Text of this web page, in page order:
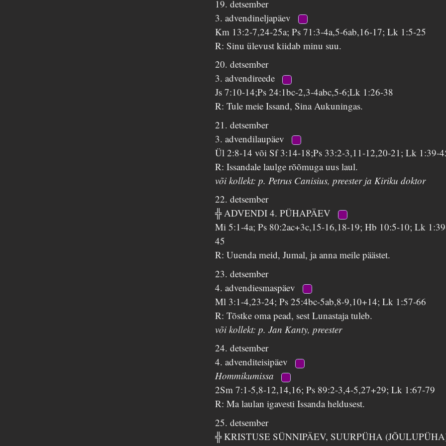
19. detsember
3. advendineljapäev
Km 13:2-7,24-25a; Ps 71:3-4a,5-6ab,16-17; Lk 1:5-25
R: Sinu ülevust kiidab minu suu.
20. detsember
3. advendireede
Js 7:10-14;Ps 24:1bc-2,3-4abc,5-6;Lk 1:26-38
R: Tule meie Issand, Sina Aukuningas.
21. detsember
3. advendilaupäev
Ül 2:8-14 või Sf 3:14-18;Ps 33:2-3,11-12,20-21; Lk 1:39-
R: Issandale laulge rõõmuga uus laul.
või kollekt: p. Petrus Canisius, preester ja Kiriku doktor
22. detsember
╬ ADVENDI 4. PÜHAPÄEV
Mi 5:1-4a; Ps 80:2ac+3c,15-16,18-19; Hb 10:5-10; Lk
45
R: Uuenda meid, Jumal, ja anna meile päästet.
23. detsember
4. advendiesmaspäev
Ml 3:1-4,23-24; Ps 25:4bc-5ab,8-9,10+14; Lk 1:57-66
R: Tõstke oma pead, sest Lunastaja tuleb.
või kollekt: p. Jan Kanty, preester
24. detsember
4. advenditeisipäev
Hommikumissa
2Sm 7:1-5,8-12,14,16; Ps 89:2-3,4-5,27+29; Lk 1:67-79
R: Ma laulan igavesti Issanda heldusest.
25. detsember
╬ KRISTUSE SÜNNIPÄEV, SUURPÜHA